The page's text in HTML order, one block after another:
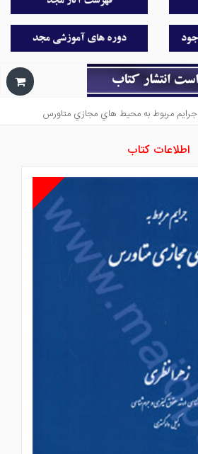
جرايم مربوط به محيط هاي مجازي متاورس
اطلاعات کتاب